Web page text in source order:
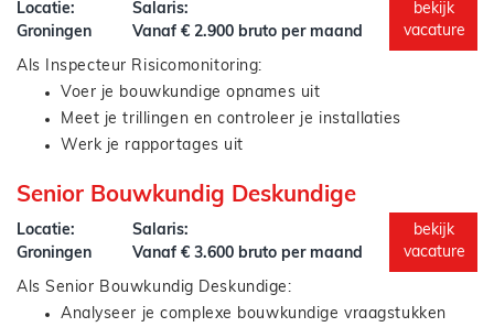
Locatie:
Groningen
Salaris:
Vanaf € 2.900 bruto per maand
bekijk
vacature
Als Inspecteur Risicomonitoring:
Voer je bouwkundige opnames uit
Meet je trillingen en controleer je installaties
Werk je rapportages uit
Werk je deels buiten, deels op kantoor
Geen dag is hetzelfde.
Senior Bouwkundig Deskundige
Locatie:
Groningen
Salaris:
Vanaf € 3.600 bruto per maand
bekijk
vacature
Als Senior Bouwkundig Deskundige:
Analyseer je complexe bouwkundige vraagstukken